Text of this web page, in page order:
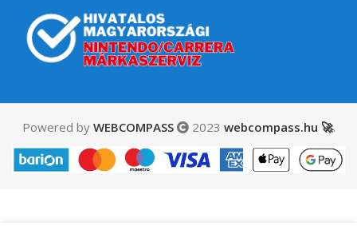
Powered by WEBCOMPASS 2023 webcompass.hu 🚀.